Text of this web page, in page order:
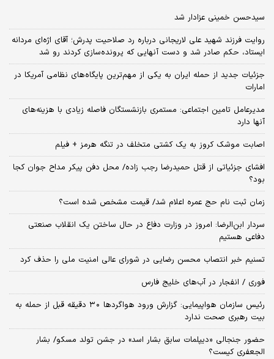
سیدحسن خمینی عزادار شد
روایت فرزند شهید علی لاریجانی درباره رد صلاحیت پدرش؛ آقای اژه‌ای مردانه
ایستاد، حکم صادر شد و دست آنهایی که پرونده‌سازی کردند رو شد
جزئیات جدید از حمله ایران به یکی از مهم‌ترین پایگاه‌های نظامی آمریکا در
امارات
مدیرعامل تامین اجتماعی: مستمری بازنشستگان فاصله زیادی با هزینه‌های
آنها دارد
اصابت موشک کروز به یک کشتی متخلف در تنگه هرمز + فیلم
افشای جزئیاتی از قتل حمیدرضا رجب زاده/ محل دفن پیکر مداح جوان کجا
بود؟
زمان ثبت‌ نام حج عمره اعلام شد/ قیمت مشخص شده است؟
سردار ابن‌الرضا: امروز در وزارت دفاع در حال ساختن یک انقلاب صنعتی
دفاعی هستیم
تسنیم خبر انتصاب محسن رضایی در شورای عالی امنیت ملی را حذف کرد
فوری / انفجار در آب‌های خلیج فارس
رئیس سازمان هواپیمایی: گزارش ورود هواگردها ٣٠ دقیقه قبل از حمله به
بیت رهبری صحت ندارد
حضور جنجالی «دیپلمات سابق بشار اسد» در جشن تولد مسکو/ بشار
الجعفری کیست؟